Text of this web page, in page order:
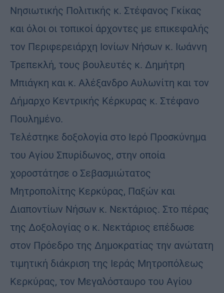
Νησιωτικής Πολιτικής κ. Στέφανος Γκίκας
και όλοι οι τοπικοί άρχοντες με επικεφαλής
τον Περιφερειάρχη Ιονίων Νήσων κ. Ιωάννη
Τρεπεκλή, τους βουλευτές κ. Δημήτρη
Μπιάγκη και κ. Αλέξανδρο Αυλωνίτη και τον
Δήμαρχο Κεντρικής Κέρκυρας κ. Στέφανο
Πουλημένο.
Τελέστηκε δοξολογία στο Ιερό Προσκύνημα
του Αγίου Σπυρίδωνος, στην οποία
χοροστάτησε ο Σεβασμιώτατος
Μητροπολίτης Κερκύρας, Παξών και
Διαποντίων Νήσων κ. Νεκτάριος. Στο πέρας
της Δοξολογίας ο κ. Νεκτάριος επέδωσε
στον Πρόεδρο της Δημοκρατίας την ανώτατη
τιμητική διάκριση της Ιεράς Μητροπόλεως
Κερκύρας, τον Μεγαλόσταυρο του Αγίου